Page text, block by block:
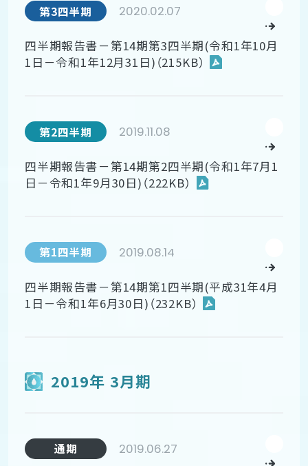
第3四半期 2020.02.07
四半期報告書－第14期第3四半期(令和1年10月
1日－令和1年12月31日)（215KB）
第2四半期 2019.11.08
四半期報告書－第14期第2四半期(令和1年7月1
日－令和1年9月30日)（222KB）
第1四半期 2019.08.14
四半期報告書－第14期第1四半期(平成31年4月
1日－令和1年6月30日)（232KB）
2019年 3月期
通期 2019.06.27